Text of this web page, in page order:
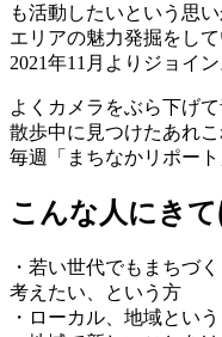
も活動したいという思
エリアの魅力発掘をし
2021年11月よりジョイン
よくカメラをぶら下げ
散歩中に見つけたあれ
毎週「まちなかリポー
こんな人にき
・若い世代でもまちづ
考えたい、という方
・ローカル、地域とい